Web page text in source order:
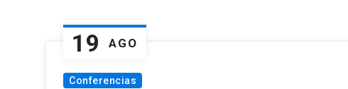
19 AGO
Conferencias